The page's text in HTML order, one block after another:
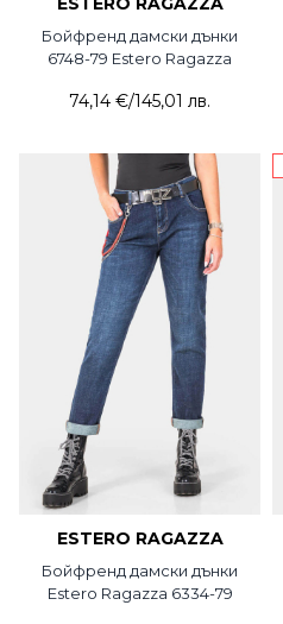
Бойфренд дамски дънки
6748-79 Estero Ragazza
74,14 €/145,01 лв.
ESTERO RAGAZZA
Бойфренд дамски дънки
Estero Ragazza 6334-79